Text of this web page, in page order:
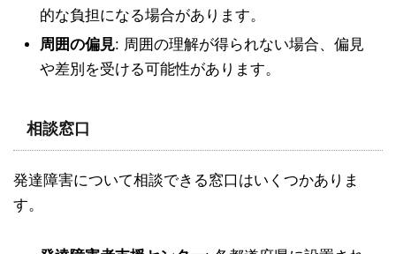
的な負担になる場合があります。
周囲の偏見: 周囲の理解が得られない場合、偏見
や差別を受ける可能性があります。
相談窓口
発達障害について相談できる窓口はいくつかありま
す。